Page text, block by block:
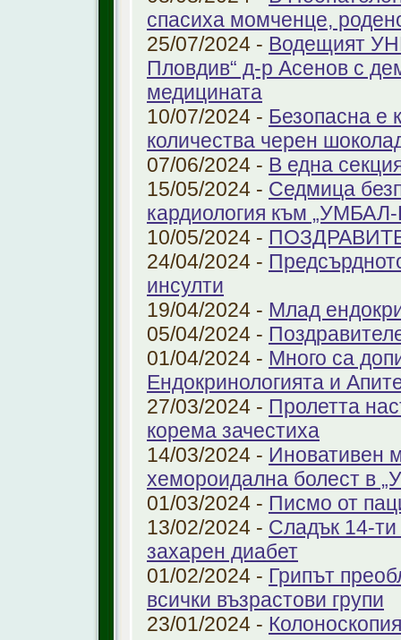
спасиха момченце,
25/07/2024 - Водещият
Пловдив“ д-р Асенов с
медицината
10/07/2024 - Безопасна е
количества черен
07/06/2024 - В една
15/05/2024 - Седмица
кардиология към
10/05/2024 -
24/04/2024 -
инсулти
19/04/2024 - Млад
05/04/2024 -
01/04/2024 - Много са
Ендокринологията и
27/03/2024 - Пролетта
корема зачестиха
14/03/2024 - Иновативен
хемороидална болест в
01/03/2024 - Писмо от
13/02/2024 - Сладък 14-
захарен диабет
01/02/2024 - Грипът
всички възрастови групи
23/01/2024 -